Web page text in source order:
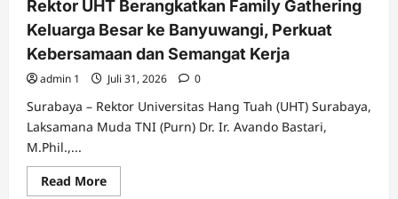
dan
Pemkab
Banyuwangi
Bahas
Kerja
Sama
Pendidikan
dan
Kesehatan
Rektor UHT Berangkatkan Family Gathering
Keluarga Besar ke Banyuwangi, Perkuat
Kebersamaan dan Semangat Kerja
admin 1 Juli 31, 2026 0
Surabaya – Rektor Universitas Hang Tuah (UHT) Surabaya,
Laksamana Muda TNI (Purn) Dr. Ir. Avando Bastari,
M.Phil.,...
Read MoreRead
more